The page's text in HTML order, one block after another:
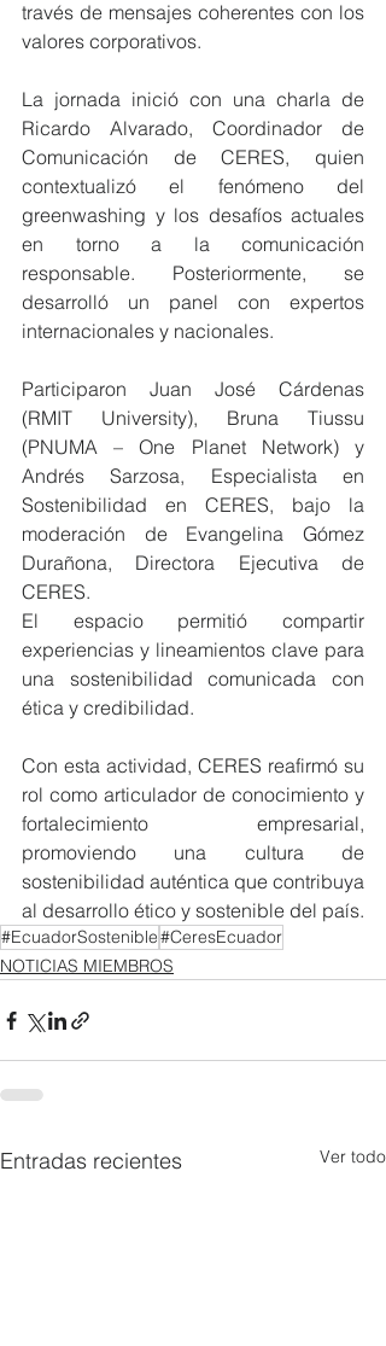
través de mensajes coherentes con los
valores corporativos.
La jornada inició con una charla de
Ricardo Alvarado, Coordinador de
Comunicación de CERES, quien
contextualizó el fenómeno del
greenwashing y los desafíos actuales
en torno a la comunicación
responsable. Posteriormente, se
desarrolló un panel con expertos
internacionales y nacionales.
Participaron Juan José Cárdenas
(RMIT University), Bruna Tiussu
(PNUMA – One Planet Network) y
Andrés Sarzosa, Especialista en
Sostenibilidad en CERES, bajo la
moderación de Evangelina Gómez
Durañona, Directora Ejecutiva de
CERES.
El espacio permitió compartir
experiencias y lineamientos clave para
una sostenibilidad comunicada con
ética y credibilidad.
Con esta actividad, CERES reafirmó su
rol como articulador de conocimiento y
fortalecimiento empresarial,
promoviendo una cultura de
sostenibilidad auténtica que contribuya
al desarrollo ético y sostenible del país.
#EcuadorSostenible#CeresEcuador
NOTICIAS MIEMBROS
Entradas recientes Ver todo